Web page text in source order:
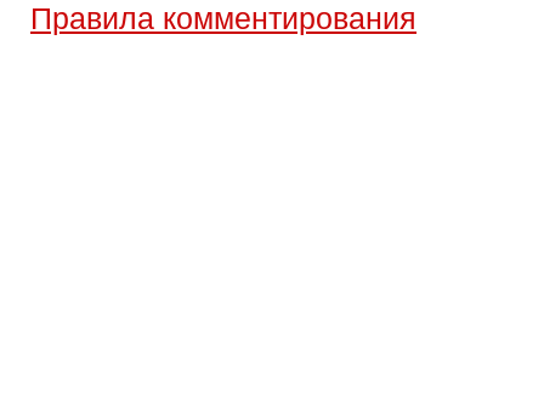
Правила комментирования